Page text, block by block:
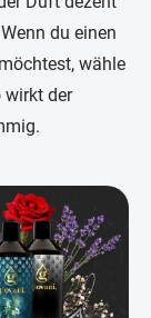
du einen
wähle
wirkt der